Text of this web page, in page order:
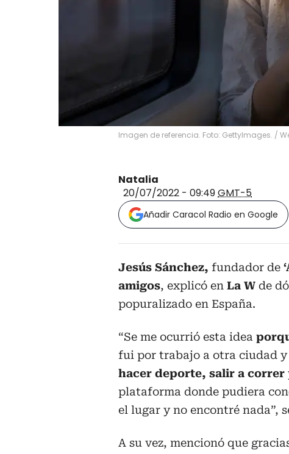
Imagen de referencia. Foto: GettyImages. /
Natalia
20/07/2022 - 09:49GMT-5
Añadir Caracol Radio en Google
Jesús Sánchez, fundador de
amigos, explicó en La W de
popuralizado en España.
“Se me ocurrió esta idea
fui por trabajo a otra ciudad y
hacer deporte, salir a correr
plataforma donde pudiera
el lugar y no encontré nada”,
A su vez, mencionó que